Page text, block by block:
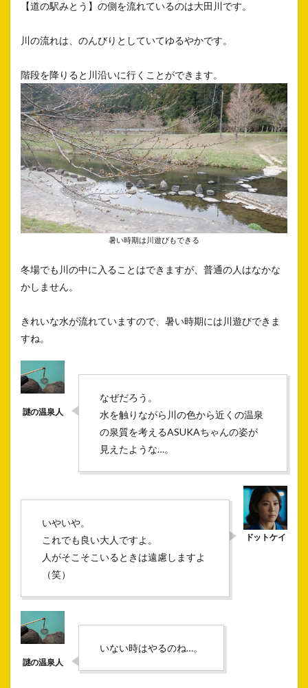
【道の駅みとう】の側を流れているのは大田川です。
川の流れは、のんびりとしていてゆるやかです。
階段を降りると川沿いに行くことができます。
暑い時期は川遊びもできる
冬場でも川の中に入ることはできますが、普通の人はなかな
かしません。
きれいな水が流れていますので、暑い時期には川遊びできま
すね。
なぜだろう。
水を触りながら川の色から近くの温泉
の泉質を考えるASUKAちゃんの姿が
見えたような…。
いやいや。
これでも良い大人ですよ。
人がそこそこいるときは遠慮しますよ
（笑）
いない時はやるのね…。